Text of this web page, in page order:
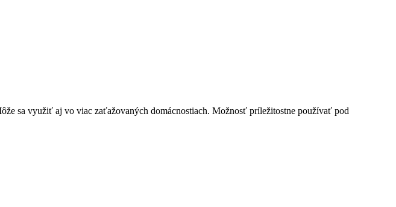
sa využiť aj vo viac zaťažovaných domácnostiach. Možnosť príležitostne používať pod